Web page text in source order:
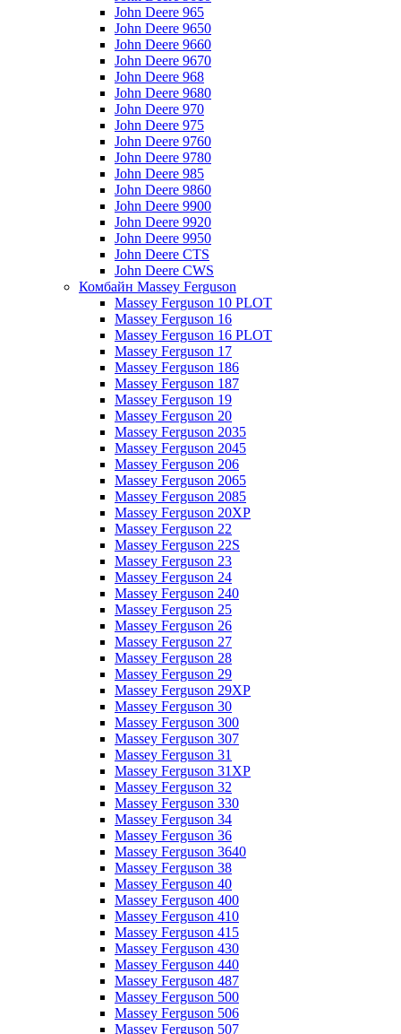
John Deere 965
John Deere 9650
John Deere 9660
John Deere 9670
John Deere 968
John Deere 9680
John Deere 970
John Deere 975
John Deere 9760
John Deere 9780
John Deere 985
John Deere 9860
John Deere 9900
John Deere 9920
John Deere 9950
John Deere CTS
John Deere CWS
Комбайн Massey Ferguson
Massey Ferguson 10 PLOT
Massey Ferguson 16
Massey Ferguson 16 PLOT
Massey Ferguson 17
Massey Ferguson 186
Massey Ferguson 187
Massey Ferguson 19
Massey Ferguson 20
Massey Ferguson 2035
Massey Ferguson 2045
Massey Ferguson 206
Massey Ferguson 2065
Massey Ferguson 2085
Massey Ferguson 20XP
Massey Ferguson 22
Massey Ferguson 22S
Massey Ferguson 23
Massey Ferguson 24
Massey Ferguson 240
Massey Ferguson 25
Massey Ferguson 26
Massey Ferguson 27
Massey Ferguson 28
Massey Ferguson 29
Massey Ferguson 29XP
Massey Ferguson 30
Massey Ferguson 300
Massey Ferguson 307
Massey Ferguson 31
Massey Ferguson 31XP
Massey Ferguson 32
Massey Ferguson 330
Massey Ferguson 34
Massey Ferguson 36
Massey Ferguson 3640
Massey Ferguson 38
Massey Ferguson 40
Massey Ferguson 400
Massey Ferguson 410
Massey Ferguson 415
Massey Ferguson 430
Massey Ferguson 440
Massey Ferguson 487
Massey Ferguson 500
Massey Ferguson 506
Massey Ferguson 507